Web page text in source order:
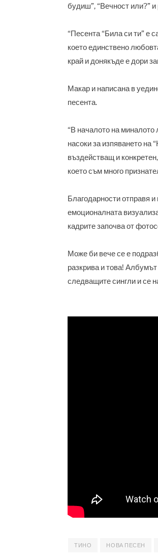
будиш”, “Вечност или?”
“Песента “Била си ти” е
което единствено
край и донякъде е дори
Макар и написана в
песента.
“В началото на
насоки за изпяването на
въздействащ и
което съм много
Благодарности отправя
емоционалната
кадрите започва от
Може би вече се е
разкрива и това!
следващите сингли и се
ТИНО НОВА ПЕСЕН